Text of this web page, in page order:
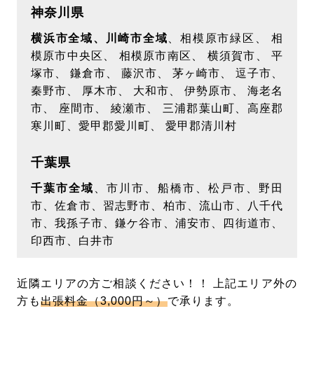
を配信します。この広告の無効化を希望されるユ
ーザーは 広告配信事業者のオプトアウトページに
アクセスして、Cookie の使用を無効にできま
す。ブラウザの変更、Cookieの削除及び新しい
PCへ変更等の場合には再度設定が必要となりま
す。
【第三者への開示について】
当社の範囲でのみ利用させていただきます。利用
させていただく個人情報は氏名･住所･連絡先・メ
ールアドレスのみに限定させていただきます。承
諾なく、お客様からいただいた個人情報を第三者
へ開示･提供いたしません。ただし、正当な利用
し守秘義務契約を結んだ企業にお客様の個人情報
を提供することがあります。また、法令等により
神奈川県
横浜市全域、川崎市全域 、相模原市緑区、 相
模原市中央区、 相模原市南区、 横須賀市、 平
塚市、 鎌倉市、 藤沢市、 茅ヶ崎市、 逗子市、
秦野市、 厚木市、 大和市、 伊勢原市、 海老名
市、 座間市、 綾瀬市、 三浦郡葉山町、高座郡
寒川町、愛甲郡愛川町、 愛甲郡清川村
千葉県
千葉市全域
、市川市、船橋市、松戸市、野田
市、佐倉市、習志野市、柏市、流山市、八千代
市、我孫子市、鎌ケ谷市、浦安市、四街道市、
印西市、白井市
近隣エリアの方ご相談ください！！ 上記エリア外の
方も出張料金（3,000円～）で承ります。